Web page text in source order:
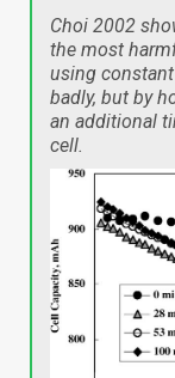
Choi 2002
the most
using constant
badly, but by
an additional
cell.